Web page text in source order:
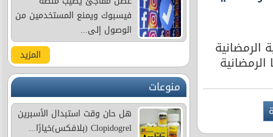
الرمضانية
الرمضانية
فيسبوك ويمنع المستخدمين من
الوصول إلى...
المزيد
منوعات
هل حان وقت استبدال الأسبرين
Clopidogrel (بلافكس)خيارًا...